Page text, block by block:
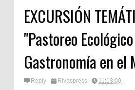
EXCURSIÓN
"Pastoreo
Gastronomía en el
Reply Rivaspress 11:13:00